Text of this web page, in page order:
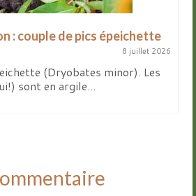
: couple de pics épeichette
8 juillet 2026
(Dryobates minor). Les
sont en argile...